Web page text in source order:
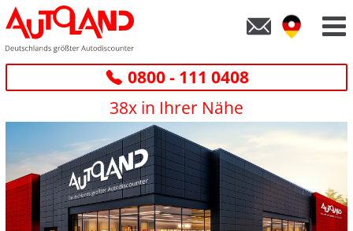
0800 - 111 0408
38x in Ihrer Nähe